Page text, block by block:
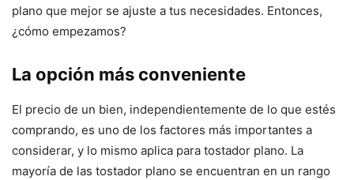
plano que mejor se ajuste a tus necesidades. Entonces,
¿cómo empezamos?
La opción más conveniente
El precio de un bien, independientemente de lo que estés
comprando, es uno de los factores más importantes a
considerar, y lo mismo aplica para tostador plano. La
mayoría de las tostador plano se encuentran en un rango